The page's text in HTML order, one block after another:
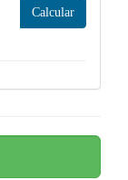
Calcular